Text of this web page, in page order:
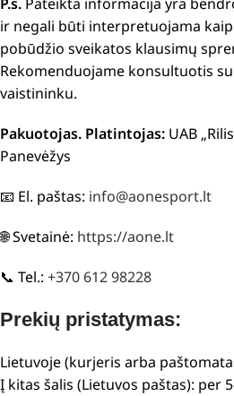
ir negali būti interpretuojama
pobūdžio sveikatos klausimų
Rekomenduojame konsultuotis
vaistininku.
Pakuotojas. Platintojas: UAB
Panevėžys
📧 El. paštas: info@aonesport.lt
🌐 Svetainė: https://aone.lt
📞 Tel.: +370 612 98228
Prekių pristatymas:
Lietuvoje (kurjeris arba
Į kitas šalis (Lietuvos paštas): per